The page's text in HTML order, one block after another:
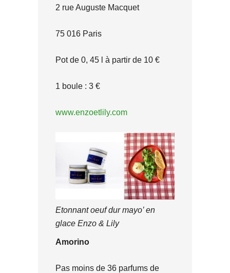
2 rue Auguste Macquet
75 016 Paris
Pot de 0, 45 l à partir de 10 €
1 boule : 3 €
www.enzoetlily.com
Etonnant oeuf dur mayo’ en
glace Enzo & Lily
Amorino
Pas moins de 36 parfums de